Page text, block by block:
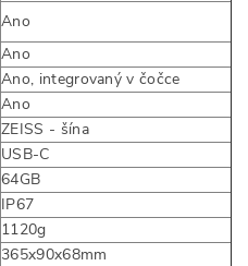
Ano
Ano
Ano, integrovaný v čočce
Ano
ZEISS - šína
USB-C
64GB
IP67
1120g
365x90x68mm